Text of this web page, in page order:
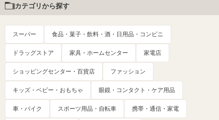
カテゴリから探す
スーパー 食品・菓子・飲料・酒・日用品・コンビニ
ドラッグストア 家具・ホームセンター 家電店
ショッピングセンター・百貨店 ファッション
キッズ・ベビー・おもちゃ 眼鏡・コンタクト・ケア用品
車・バイク スポーツ用品・自転車 携帯・通信・家電